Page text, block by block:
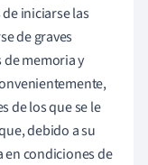
iniciarse las
de graves
memoria y
de los que se le
debido a su
condiciones de